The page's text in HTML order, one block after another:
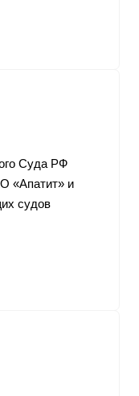
Суда РФ
«Апатит» и
судов